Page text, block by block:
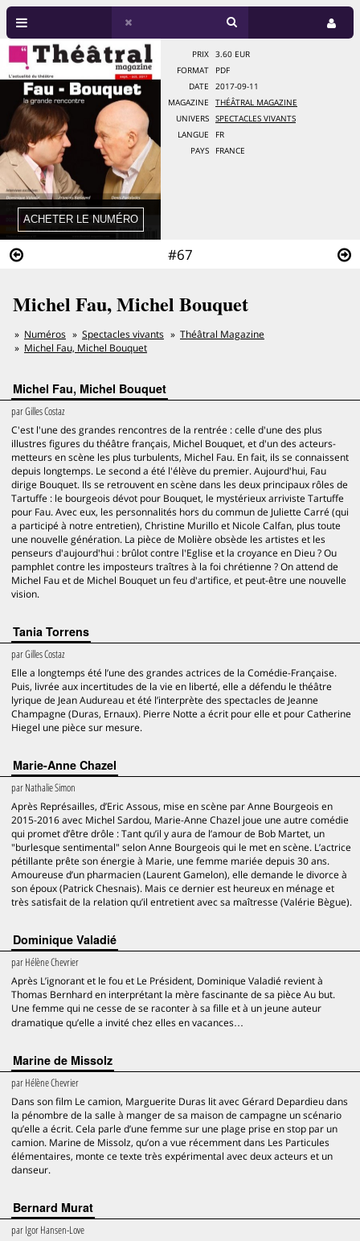
#67
PRIX
3.60 EUR
FORMAT
PDF
DATE
2017-09-11
MAGAZINE
THÉÂTRAL MAGAZINE
UNIVERS
SPECTACLES VIVANTS
LANGUE
FR
PAYS
FRANCE
Michel Fau, Michel Bouquet
Numéros Spectacles vivants
Théâtral Magazine
Michel Fau, Michel Bouquet
Michel Fau, Michel Bouquet
parGilles Costaz
C'est l'une des grandes rencontres de la rentrée : celle d'une des plus
illustres figures du théâtre français, Michel Bouquet, et d'un des acteurs-
metteurs en scène les plus turbulents, Michel Fau. En fait, ils se connaissent
depuis longtemps. Le second a été l'élève du premier. Aujourd'hui, Fau
dirige Bouquet. Ils se retrouvent en scène dans les deux principaux rôles de
Tartuffe : le bourgeois dévot pour Bouquet, le mystérieux arriviste Tartuffe
pour Fau. Avec eux, les personnalités hors du commun de Juliette Carré (qui
a participé à notre entretien), Christine Murillo et Nicole Calfan, plus toute
une nouvelle génération. La pièce de Molière obsède les artistes et les
penseurs d'aujourd'hui : brûlot contre l'Eglise et la croyance en Dieu ? Ou
pamphlet contre les imposteurs traîtres à la foi chrétienne ? On attend de
Michel Fau et de Michel Bouquet un feu d'artifice, et peut-être une nouvelle
vision.
Tania Torrens
parGilles Costaz
Elle a longtemps été l’une des grandes actrices de la Comédie-Française.
Puis, livrée aux incertitudes de la vie en liberté, elle a défendu le théâtre
lyrique de Jean Audureau et été l’interprète des spectacles de Jeanne
Champagne (Duras, Ernaux). Pierre Notte a écrit pour elle et pour Catherine
Hiegel une pièce sur mesure.
Marie-Anne Chazel
parNathalie Simon
Après Représailles, d’Eric Assous, mise en scène par Anne Bourgeois en
2015-2016 avec Michel Sardou, Marie-Anne Chazel joue une autre comédie
qui promet d’être drôle : Tant qu’il y aura de l’amour de Bob Martet, un
"burlesque sentimental" selon Anne Bourgeois qui le met en scène. L’actrice
pétillante prête son énergie à Marie, une femme mariée depuis 30 ans.
Amoureuse d’un pharmacien (Laurent Gamelon), elle demande le divorce à
son époux (Patrick Chesnais). Mais ce dernier est heureux en ménage et
très satisfait de la relation qu’il entretient avec sa maîtresse (Valérie Bègue).
Dominique Valadié
parHélène Chevrier
Après L’ignorant et le fou et Le Président, Dominique Valadié revient à
Thomas Bernhard en interprétant la mère fascinante de sa pièce Au but.
Une femme qui ne cesse de se raconter à sa fille et à un jeune auteur
dramatique qu’elle a invité chez elles en vacances…
Marine de Missolz
parHélène Chevrier
Dans son film Le camion, Marguerite Duras lit avec Gérard Depardieu dans
la pénombre de la salle à manger de sa maison de campagne un scénario
qu’elle a écrit. Cela parle d’une femme sur une plage prise en stop par un
camion. Marine de Missolz, qu’on a vue récemment dans Les Particules
élémentaires, monte ce texte très expérimental avec deux acteurs et un
danseur.
Bernard Murat
parIgor Hansen-Love